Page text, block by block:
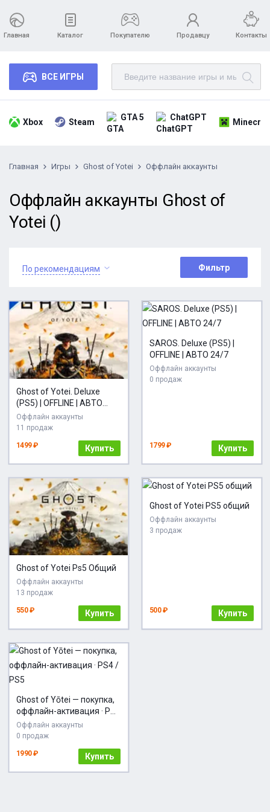
Главная Каталог Покупателю Продавцу Контакты
ВСЕ ИГРЫ
Xbox Steam GTA 5 ChatGPT
Главная Игры Ghost of Yotei Оффлайн аккаунты
Оффлайн аккаунты Ghost of
Yotei ()
По рекомендациям Фильтр
Ghost of Yotei. Deluxe
(PS5) | OFFLINE | АВТО
24/7
Оффлайн аккаунты
11 продаж
1499 ₽ Купить
SAROS. Deluxe (PS5) |
OFFLINE | АВТО 24/7
Оффлайн аккаунты
0 продаж
1799 ₽ Купить
Ghost of Yotei Ps5 Общий
Оффлайн аккаунты
13 продаж
550 ₽ Купить
Ghost of Yotei PS5 общий
Оффлайн аккаунты
3 продаж
500 ₽ Купить
Ghost of Yōtei — покупка,
оффлайн-активация · PS4
/ PS5
Оффлайн аккаунты
0 продаж
1990 ₽ Купить